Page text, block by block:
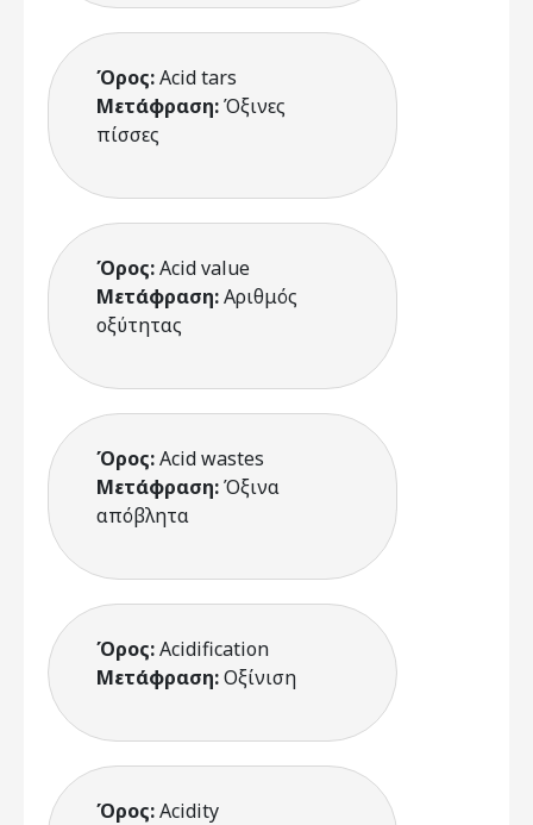
Όρος:Acid tars
Μετάφραση:Όξινες
πίσσες
Όρος:Acid value
Μετάφραση:Αριθμός
οξύτητας
Όρος:Acid wastes
Μετάφραση:Όξινα
απόβλητα
Όρος:Acidification
Μετάφραση:Οξίνιση
Όρος:Acidity